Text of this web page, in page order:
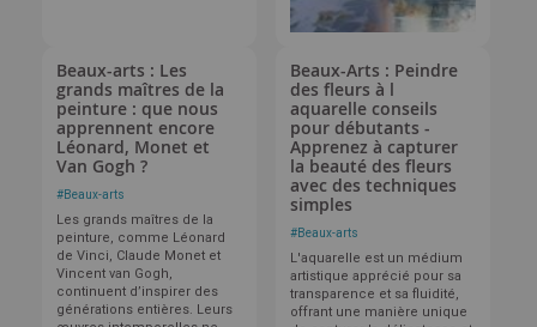
Beaux-arts : Les
grands maîtres de la
peinture : que nous
apprennent encore
Léonard, Monet et
Van Gogh ?
#Beaux-arts
Les grands maîtres de la
peinture, comme Léonard
de Vinci, Claude Monet et
Vincent van Gogh,
continuent d’inspirer des
générations entières. Leurs
Beaux-Arts : Peindre
des fleurs à l
aquarelle conseils
pour débutants -
Apprenez à capturer
la beauté des fleurs
avec des techniques
simples
#Beaux-arts
L'aquarelle est un médium
artistique apprécié pour sa
transparence et sa fluidité,
offrant une manière unique